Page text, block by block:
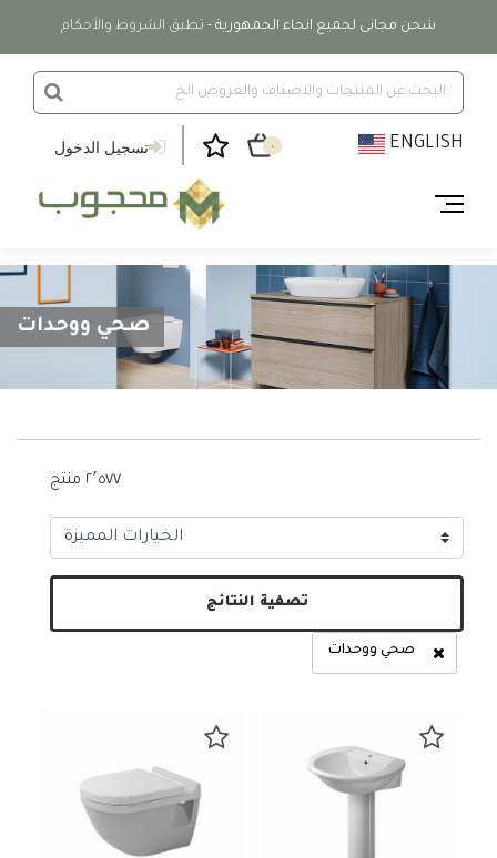
شحن مجانى لجميع انحاء الجمهورية - تطبق الشروط والأحكام
تسجيل الدخول ٠ ENGLISH
صحي ووحدات
٢٬٥٧٧ منتج
تصفية النتائج
صحي ووحدات
التصنيفات: صحي ووحدات